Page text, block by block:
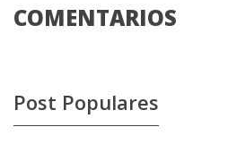
COMENTARIOS
Post Populares